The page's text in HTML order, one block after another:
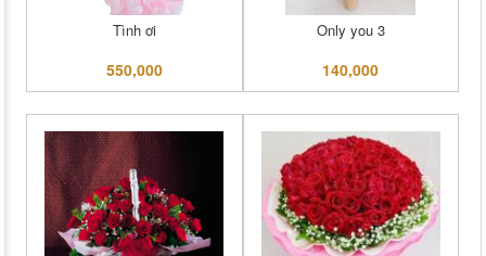
Tình ơi
550,000
Only you 3
140,000